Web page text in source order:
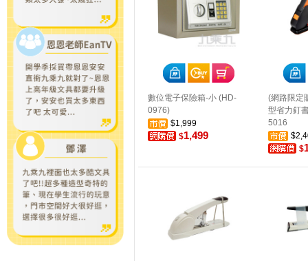
數位電子保險箱-小 (HD-
0976)
$1,999
$1,499
(網路限定
型省力釘
5016
$